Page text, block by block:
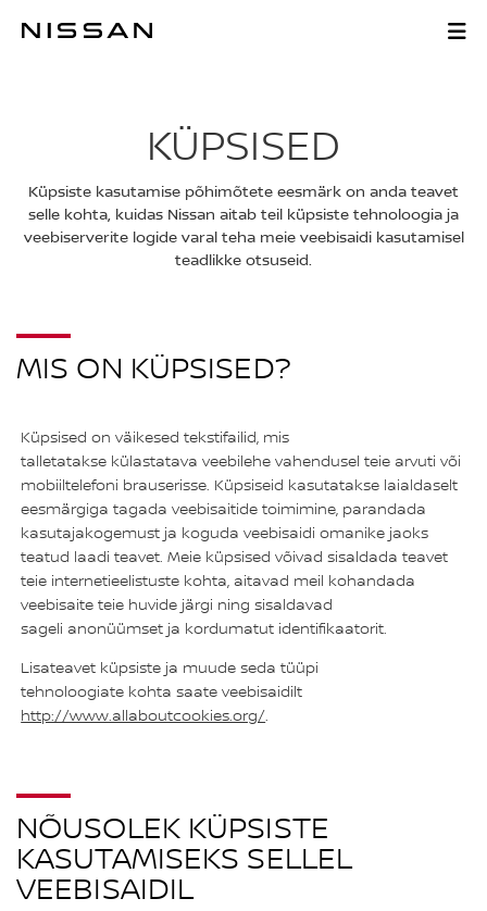
põhisisu
KÜPSISED
KÜPSISED
Küpsiste kasutamise põhimõtete eesmärk on anda teavet
selle kohta, kuidas Nissan aitab teil küpsiste tehnoloogia ja
veebiserverite logide varal teha meie veebisaidi kasutamisel
teadlikke otsuseid.
MIS ON KÜPSISED?
Küpsised on väikesed tekstifailid, mis
talletatakse külastatava veebilehe vahendusel teie arvuti või
mobiiltelefoni brauserisse. Küpsiseid kasutatakse laialdaselt
eesmärgiga tagada veebisaitide toimimine, parandada
kasutajakogemust ja koguda veebisaidi omanike jaoks
teatud laadi teavet. Meie küpsised võivad sisaldada teavet
teie internetieelistuste kohta, aitavad meil kohandada
veebisaite teie huvide järgi ning sisaldavad
sageli anonüümset ja kordumatut identifikaatorit.
Lisateavet küpsiste ja muude seda tüüpi
tehnoloogiate kohta saate veebisaidilt
http://www.allaboutcookies.org/.
NÕUSOLEK KÜPSISTE
KASUTAMISEKS SELLEL
VEEBISAIDIL